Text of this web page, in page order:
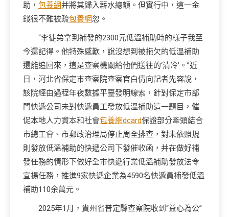
助， 包養網并將其歸入薪水總額。但實行中，這一金
錢很不難被疏包養網忽。
“李徒弟拿到補發的2300元低溫補助時的樣子我至
今還記得。他特殊感歎，說沒想到被拖欠的低溫補助
還能追回來，這是查察機關給他們送往的‘清冷’。”近
日，河北省保定市查察院查察官白倩向記者先容說，
該院經由過程年夜數據平臺發明線索，針對保定市部
門快遞公司未對快遞員工發放低溫補助這一題目，催
促本地人力資本和社會包養網dcard保證部分牽頭結合
市總工會、市郵政治理局停止周全排查，對未依照規
則發放低溫補助的快遞公司下發催收函，并在做好補
發任務的情形下做好全市快遞行業低溫補助發放法令
宣揚任務，推進9家快遞企業為4590名快遞員補發低溫
補助110余萬元。
2025年1月，貴州省普定縣查察院收到“益心為公”